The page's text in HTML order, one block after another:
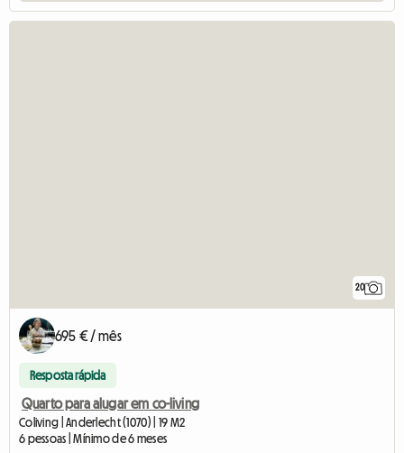
20
695 € / mês
Resposta rápida
Quarto para alugar em co-living
Coliving | Anderlecht (1070) | 19 M2
6 pessoas | Mínimo de 6 meses